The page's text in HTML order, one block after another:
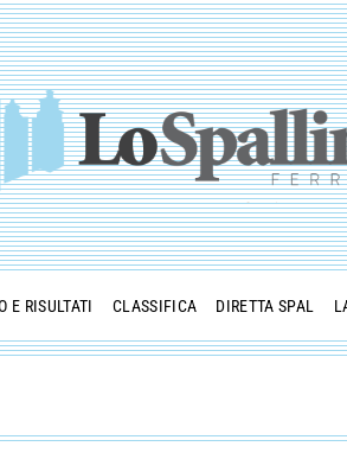
E RISULTATI CLASSIFICA DIRETTA SPAL